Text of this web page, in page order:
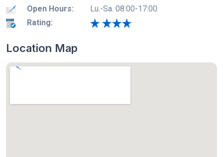
Open Hours:
Lu.-Sa. 08:00-17:00
Rating:
Location Map